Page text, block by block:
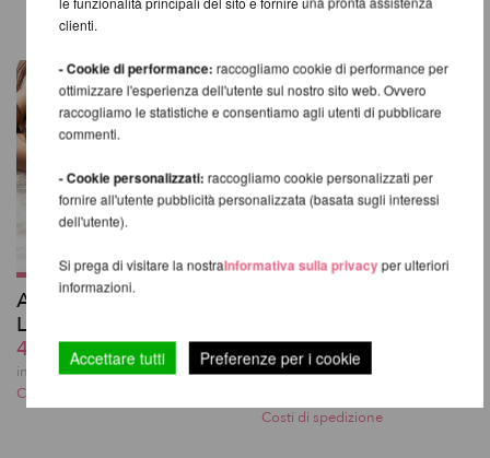
Addison Mesh Top -
Lunalae
49,41 EUR
incl. 20 % UST escl.
Costi di spedizione
Lunalae
39,33 EUR
Costi di spedizione
clienti.
- Cookie di performance: raccogliamo cookie di performance per
ottimizzare l'esperienza dell'utente sul nostro sito web. Ovvero
raccogliamo le statistiche e consentiamo agli utenti di pubblicare
commenti.
- Cookie personalizzati: raccogliamo cookie personalizzati per
fornire all'utente pubblicità personalizzata (basata sugli interessi
dell'utente).
Si prega di visitare la nostraInformativa sulla privacy per ulteriori
informazioni.
Accettare tutti Preferenze per i cookie